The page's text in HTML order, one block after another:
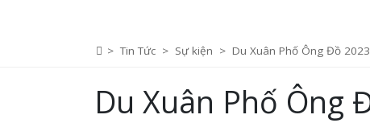
> Tin Tức > Sự kiện > Du Xuân Phố Ông Đồ 2023
Du Xuân Phố Ông